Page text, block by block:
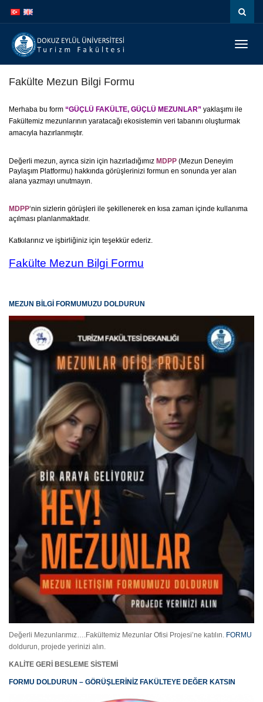
atla
atla
Fakülte Mezun Bilgi Formu
Merhaba bu form “GÜÇLÜ FAKÜLTE, GÜÇLÜ MEZUNLAR” yaklaşımı ile
Fakültemiz mezunlarının yaratacağı ekosistemin veri tabanını oluşturmak
amacıyla hazırlanmıştır.
Değerli mezun, ayrıca sizin için hazırladığımız MDPP (Mezun Deneyim
Paylaşım Platformu) hakkında görüşlerinizi formun en sonunda yer alan
alana yazmayı unutmayın.
MDPP‘nin sizlerin görüşleri ile şekillenerek en kısa zaman içinde kullanıma
açılması planlanmaktadır.
Katkılarınız ve işbirliğiniz için teşekkür ederiz.
Fakülte Mezun Bilgi Formu
MEZUN BİLGİ FORMUMUZU DOLDURUN
Değerli Mezunlarımız….Fakültemiz Mezunlar Ofisi Projesi’ne katılın. FORMU
doldurun, projede yerinizi alın.
KALİTE GERİ BESLEME SİSTEMİ
FORMU DOLDURUN – GÖRÜŞLERİNİZ FAKÜLTEYE DEĞER KATSIN